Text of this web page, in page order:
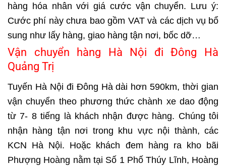
hàng hóa nhân với giá cước vận chuyển. Lưu ý:
Cước phí này chưa bao gồm VAT và các dịch vụ bổ
sung như lấy hàng, giao hàng tận nơi, bốc dỡ…
Vận chuyển hàng Hà Nội đi Đông Hà
Quảng Trị
Tuyến Hà Nội đi Đông Hà dài hơn 590km, thời gian
vận chuyển theo phương thức chành xe dao động
từ 7- 8 tiếng là khách nhận được hàng. Chúng tôi
nhận hàng tận nơi trong khu vực nội thành, các
KCN Hà Nội. Hoặc khách đem hàng ra kho bãi
Phượng Hoàng nằm tại Số 1 Phố Thúy Lĩnh, Hoàng